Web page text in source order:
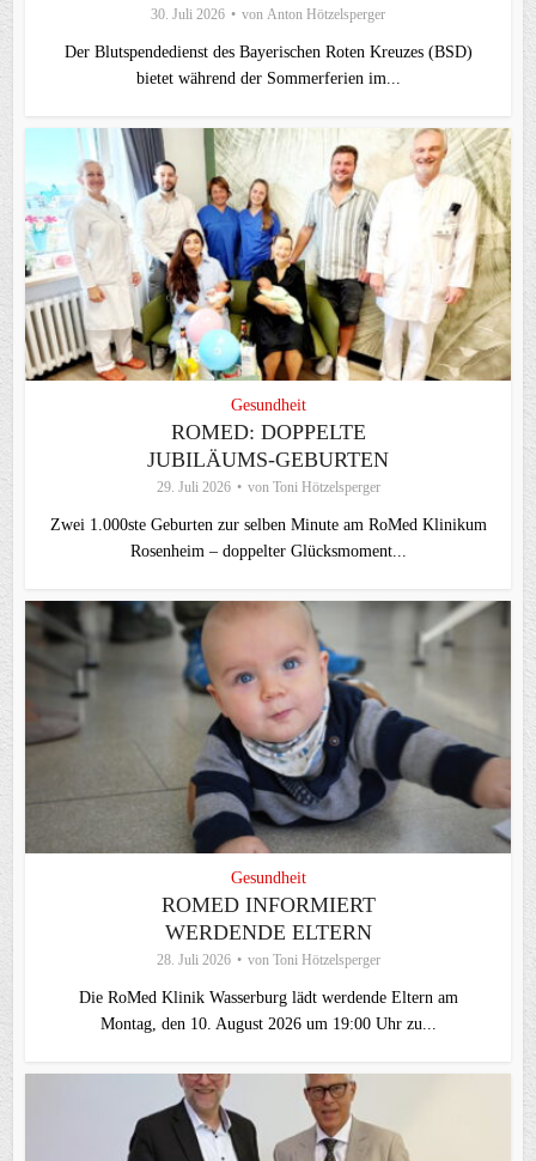
30. Juli 2026 von Anton Hötzelsperger
Der Blutspendedienst des Bayerischen Roten Kreuzes (BSD)
bietet während der Sommerferien im...
Gesundheit
ROMED: DOPPELTE
JUBILÄUMS-GEBURTEN
29. Juli 2026 von Toni Hötzelsperger
Zwei 1.000ste Geburten zur selben Minute am RoMed Klinikum
Rosenheim – doppelter Glücksmoment...
Gesundheit
ROMED INFORMIERT
WERDENDE ELTERN
28. Juli 2026 von Toni Hötzelsperger
Die RoMed Klinik Wasserburg lädt werdende Eltern am
Montag, den 10. August 2026 um 19:00 Uhr zu...